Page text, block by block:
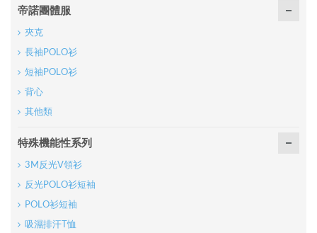
帝諾團體服
夾克
長袖POLO衫
短袖POLO衫
背心
其他類
特殊機能性系列
3M反光V領衫
反光POLO衫短袖
POLO衫短袖
吸濕排汗T恤